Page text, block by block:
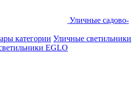
Уличные садово-
категории Уличные светильники
EGLO